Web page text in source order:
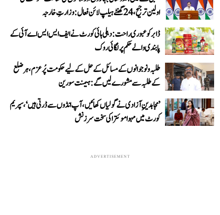
اولین ترجیح، 24 گھنٹے ہیلپ لائن فعال: وزارتِ خارجہ
ڈابر کو عبوری راحت: دہلی ہائی کورٹ نے ایف ایس ایس اے آئی کے
پابندی والے حکم پر لگائی روک
طلبہ و نوجوانوں کے مسائل کے حل کے لیے حکومت پُرعزم، ہر ضلع
کے طلبہ سے مشورے لیں گے: ہیمنت سورین
’مجاہدینِ آزادی نے گولیاں کھائیں، آپ انڈوں سے ڈرتی ہیں‘، سپریم
کورٹ میں مہوا موئترا کی سخت سرزنش
ADVERTISEMENT